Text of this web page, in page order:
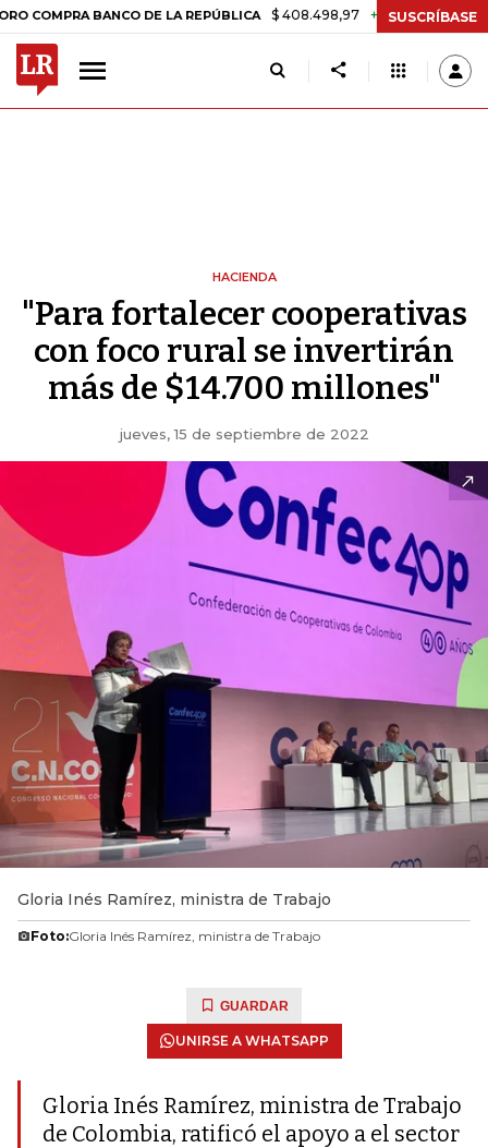
BANCO DE LA REPÚBLICA $ 408.498,97 +$ 8.753,81 +2,19%
SUSCRÍBASE
HACIENDA
"Para fortalecer cooperativas
con foco rural se invertirán
más de $14.700 millones"
jueves, 15 de septiembre de 2022
Gloria Inés Ramírez, ministra de Trabajo
Foto:Gloria Inés Ramírez, ministra de Trabajo
GUARDAR
UNIRSE A WHATSAPP
Gloria Inés Ramírez, ministra de Trabajo
de Colombia, ratificó el apoyo a el sector